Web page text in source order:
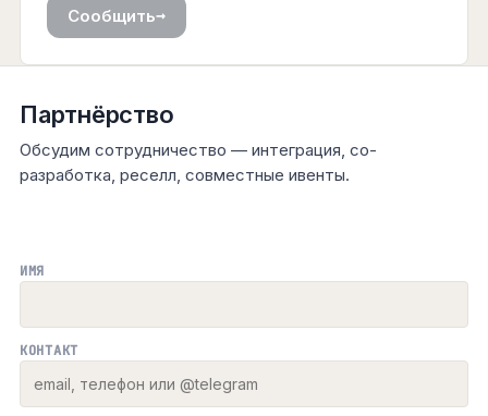
Сообщить→
Партнёрство
Обсудим сотрудничество — интеграция, со-
разработка, реселл, совместные ивенты.
ИМЯ
КОНТАКТ